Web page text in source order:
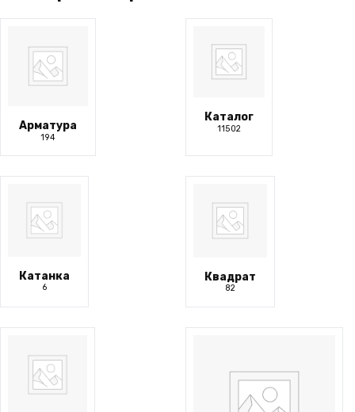
товара.
Арматура
194
Каталог
11502
Катанка
6
Квадрат
82